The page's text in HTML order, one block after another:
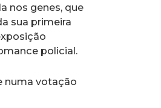
nos genes, que
sua primeira
policial.
numa votação